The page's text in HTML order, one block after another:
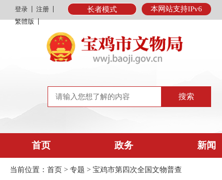
本网站支持IPv6
长者模式
登录
注册
繁體版
首页 政务 新闻
当前位置： 首页 > 专题 > 宝鸡市第四次全国文物普查